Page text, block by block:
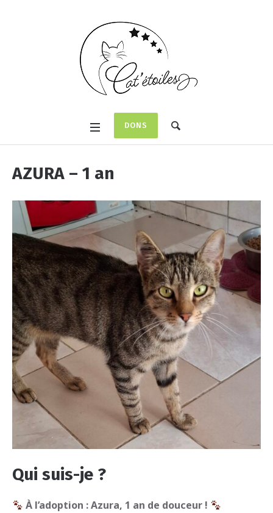
DONS
AZURA – 1 an
Qui suis-je ?
À l’adoption : Azura, 1 an de douceur !